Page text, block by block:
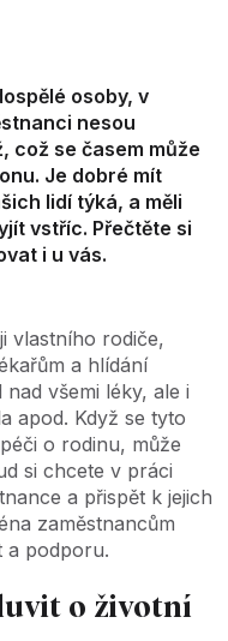
osoby, v
nesou
což se časem může
Je dobré mít
lidí týká, a měli
vstříc. Přečtěte si
i u vás.
vlastního rodiče,
a hlídání
všemi léky, ale i
apod. Když se tyto
o rodinu, může
si chcete v práci
a přispět k jejich
zaměstnancům
a podporu.
o životní